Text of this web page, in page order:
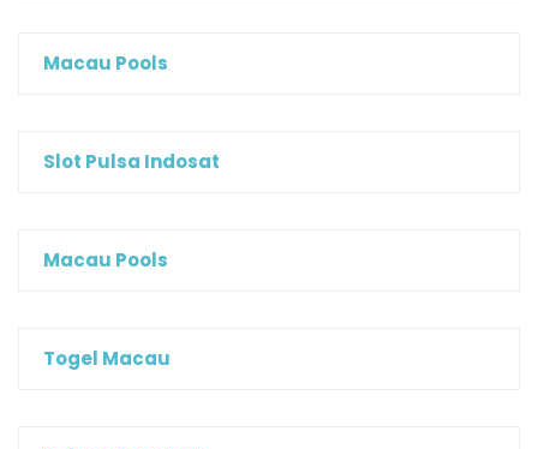
Macau Pools
Slot Pulsa Indosat
Macau Pools
Togel Macau